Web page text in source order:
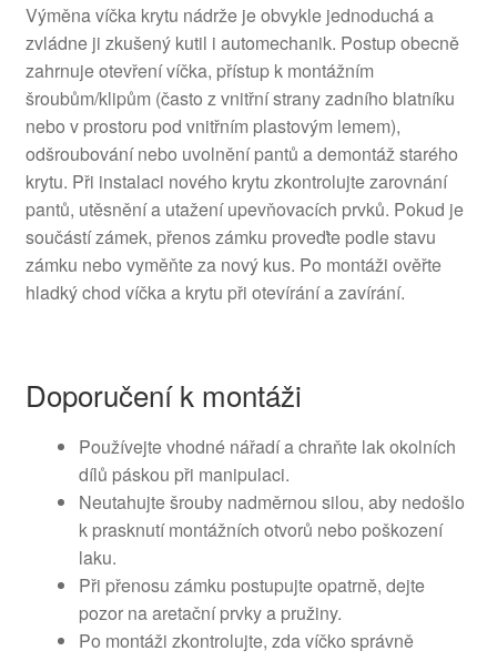
Výměna víčka krytu nádrže je obvykle jednoduchá a
zvládne ji zkušený kutil i automechanik. Postup obecně
zahrnuje otevření víčka, přístup k montážním
šroubům/klipům (často z vnitřní strany zadního blatníku
nebo v prostoru pod vnitřním plastovým lemem),
odšroubování nebo uvolnění pantů a demontáž starého
krytu. Při instalaci nového krytu zkontrolujte zarovnání
pantů, utěsnění a utažení upevňovacích prvků. Pokud je
součástí zámek, přenos zámku proveďte podle stavu
zámku nebo vyměňte za nový kus. Po montáži ověřte
hladký chod víčka a krytu při otevírání a zavírání.
Doporučení k montáži
Používejte vhodné nářadí a chraňte lak okolních
dílů páskou při manipulaci.
Neutahujte šrouby nadměrnou silou, aby nedošlo
k prasknutí montážních otvorů nebo poškození
laku.
Při přenosu zámku postupujte opatrně, dejte
pozor na aretační prvky a pružiny.
Po montáži zkontrolujte, zda víčko správně